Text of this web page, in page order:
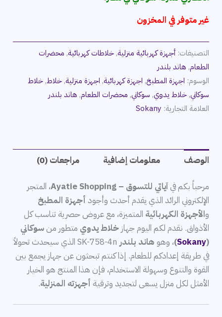
غير متوفر في المخزون
التصنيفات:أجهزة كهربائية منزلية,خلاطات كهربائية, محضرات
الطعام, هاند بلندر
الوسوم: اجهزة المطبخ, اجهزة كهربائية, اجهزة منزلية,خلاط,خلاط
سوكاني,خلاط يدوي, سوكاني, محضرات الطعام, هاند بلندر
العلامة التجارية: Sokany
الوصف معلومات إضافية مراجعات (0)
مرحباً بكم فيآياتي للتسوق – Ayatie Shopping
، المتجر
الإلكتروني الرائد الذي يقدم أحدث وأجود أجهزة المطبخ
والأجهزة الكهربائية المتميزة، مع عروض حصرية تناسب كل
الأذواق. نقدم لكم اليوم جهازخلاط يدوي متطور منسوكاني
(
Sokany
)، وهو هاند بلندر
SK-758-4n الذي سيحدث تحولاً
في طريقة إعدادكم للطعام. إذا كنتم تبحثون عن جهاز يجمع بين
القوة والتنوع وسهولة الاستخدام، فإن هذا المنتج هو الخيار
الأمثل لكل منزل يسعى لتجديد وترقية أجهزته المنزلية.